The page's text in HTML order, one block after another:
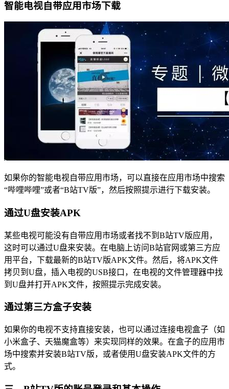
智能电视自带应用市场下载
如果你的智能电视自带应用市场，可以直接在应用市场中搜索
“哔哩哔哩”或者“B站TV版”，然后按照提示进行下载安装。
通过U盘安装APK
某些电视可能没有自带应用市场或者找不到B站TV版应用，
这时可以通过U盘来安装。在电脑上访问B站官网或第三方应
用平台，下载最新的B站TV版APK文件。然后，将APK文件
拷贝到U盘，插入电视的USB接口，在电视的文件管理器中找
到U盘并打开APK文件，按照提示完成安装。
通过第三方盒子安装
如果你的电视不支持直接安装，也可以通过连接电视盒子（如
小米盒子、天猫魔盒等）来实现同样的效果。在盒子的应用市
场中搜索并安装B站TV版，或者使用U盘安装APK文件的方
式。